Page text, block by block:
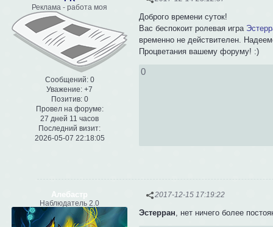
Реклама - работа моя
Сообщений:0
Уважение: +7
Позитив: 0
Провел на форуме:
27 дней 11 часов
Последний визит:
2026-05-07 22:18:05
Доброго времени суток!
Вас беспокоит ролевая игра
временно не действителен.
Процветания вашему форуму! :)
0
2017-12-15 17:19:22
Алебастр
Наблюдатель 2.0
Эстерран , нет ничего более